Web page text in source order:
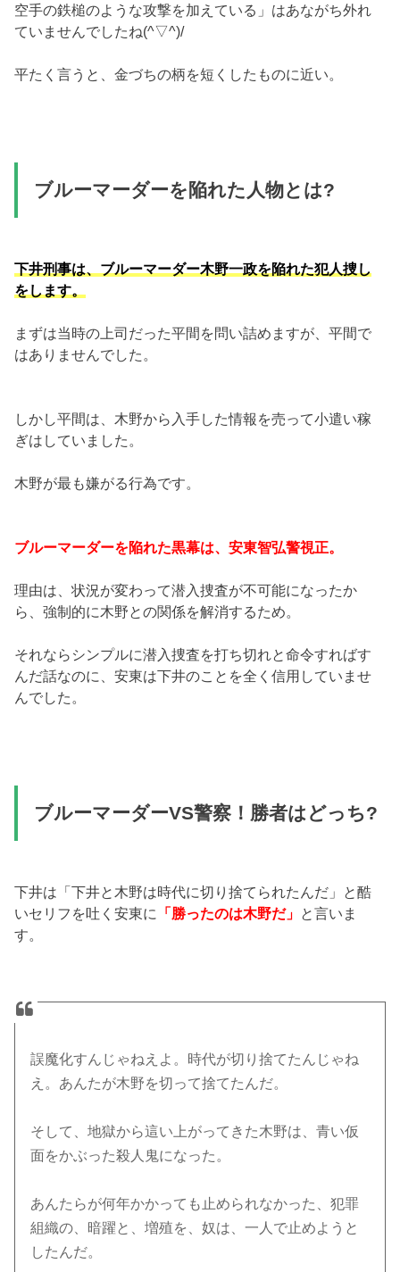
空手の鉄槌のような攻撃を加えている」はあながち外れ
ていませんでしたね(^▽^)/
平たく言うと、金づちの柄を短くしたものに近い。
ブルーマーダーを陥れた人物とは?
下井刑事は、ブルーマーダー木野一政を陥れた犯人捜し
をします。
まずは当時の上司だった平間を問い詰めますが、平間で
はありませんでした。
しかし平間は、木野から入手した情報を売って小遣い稼
ぎはしていました。
木野が最も嫌がる行為です。
ブルーマーダーを陥れた黒幕は、安東智弘警視正。
理由は、状況が変わって潜入捜査が不可能になったか
ら、強制的に木野との関係を解消するため。
それならシンプルに潜入捜査を打ち切れと命令すればす
んだ話なのに、安東は下井のことを全く信用していませ
んでした。
ブルーマーダーVS警察！勝者はどっち?
下井は「下井と木野は時代に切り捨てられたんだ」と酷
いセリフを吐く安東に
「勝ったのは木野だ」 と言いま
す。
誤魔化すんじゃねえよ。時代が切り捨てたんじゃね
え。あんたが木野を切って捨てたんだ。
そして、地獄から這い上がってきた木野は、青い仮
面をかぶった殺人鬼になった。
あんたらが何年かかっても止められなかった、犯罪
組織の、暗躍と、増殖を、奴は、一人で止めようと
したんだ。